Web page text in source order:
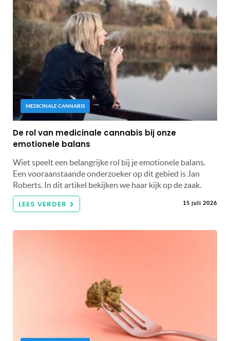
MEDICINALE CANNABIS
De rol van medicinale cannabis bij onze
emotionele balans
Wiet speelt een belangrijke rol bij je emotionele balans.
Een vooraanstaande onderzoeker op dit gebied is Jan
Roberts. In dit artikel bekijken we haar kijk op de zaak.
LEES VERDER 15 juli 2026